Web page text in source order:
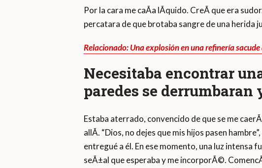
Por la cara me caÃ­a lÃ­quido. CreÃ­ que era
percatara de que brotaba sangre de una herida
Relacionado: Una explosión en una refinería
Necesitaba encontrar
paredes se
Estaba aterrado, convencido de que se me
allÃ­. “Dios, no dejes que mis hijos pasen
entregué a él. En ese momento, una luz intensa
seÃ±al que esperaba y me incorporÃ©.